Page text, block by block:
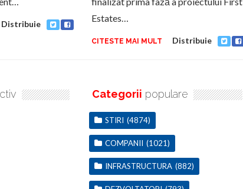
Distribuie
Estates…
CITESTE MAI MULT Distribuie
Categorii populare
STIRI (4874)
COMPANII (1021)
INFRASTRUCTURA (882)